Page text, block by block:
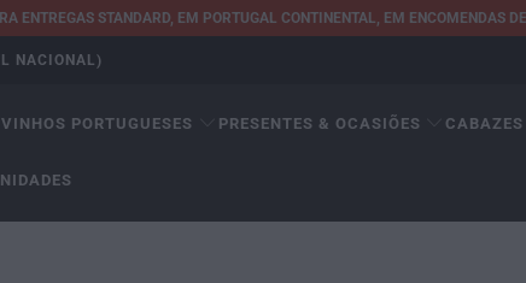
ENTREGAS STANDARD, EM PORTUGAL CONTINENTAL, EM ENCOMENDAS
NACIONAL)
VINHOS PORTUGUESES PRESENTES & OCASIÕES